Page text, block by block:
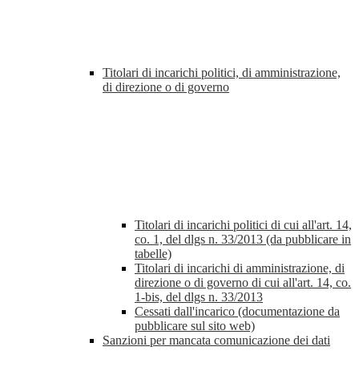
Titolari di incarichi politici, di amministrazione,
di direzione o di governo
Titolari di incarichi politici di cui all'art. 14,
co. 1, del dlgs n. 33/2013 (da pubblicare in
tabelle)
Titolari di incarichi di amministrazione, di
direzione o di governo di cui all'art. 14, co.
1-bis, del dlgs n. 33/2013
Cessati dall'incarico (documentazione da
pubblicare sul sito web)
Sanzioni per mancata comunicazione dei dati